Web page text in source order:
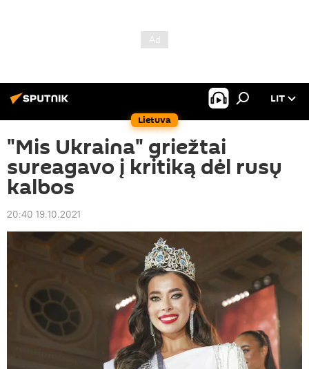
Lietuva
LIT
"Mis Ukraina" griežtai
sureagavo į kritiką dėl rusų
kalbos
20:40 19.10.2021